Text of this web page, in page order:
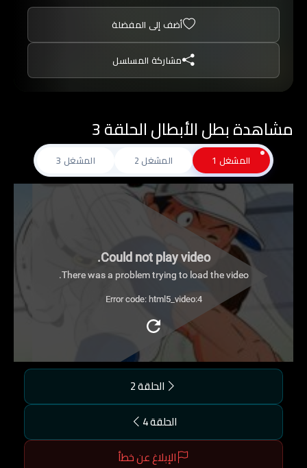
والمنافسة على الألقاب وغالبا ما يخسر في مبارياته
مع الفرق الأخرى التي تفوقة قوة.
وتبدأ الأحداث بالتحول عندما ينتخب تامر كابتنا للفريق,
فيعمل جاهدا على اعادة الروح المعنوية لزملاءة
ويحثهم على التميز من خلال التمارين الشاقة والقاسية
في محاولة منه لقيادة الفريق نحو احراز البطولة
الكبرى, فهل سينجح في مسعاه؟
أضف إلى المفضلة
مشاركة المسلسل
مشاهدة بطل الأبطال الحلقة 3
المشغل 1 المشغل 2 المشغل 3
Could not play video.
There was a problem trying to load the video.
Error code: html5_video:4
الحلقة 2
الحلقة 4
الإبلاغ عن خطأ